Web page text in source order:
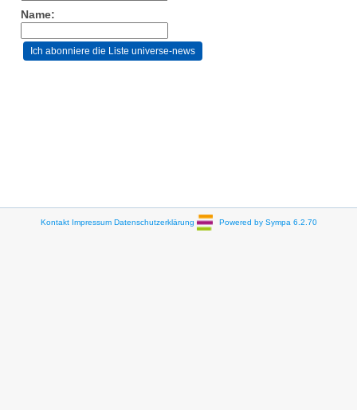
Name:
Kontakt Impressum Datenschutzerklärung Powered by Sympa 6.2.70